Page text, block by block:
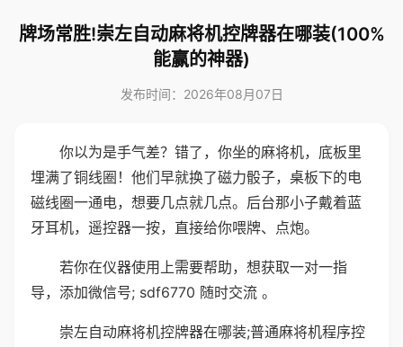
牌场常胜!崇左自动麻将机控牌器在哪装(100%
能赢的神器)
发布时间：2026年08月07日
你以为是手气差？错了，你坐的麻将机，底板里
埋满了铜线圈！他们早就换了磁力骰子，桌板下的电
磁线圈一通电，想要几点就几点。后台那小子戴着蓝
牙耳机，遥控器一按，直接给你喂牌、点炮。
若你在仪器使用上需要帮助，想获取一对一指
导，添加微信号; sdf6770 随时交流 。
崇左自动麻将机控牌器在哪装;普通麻将机程序控